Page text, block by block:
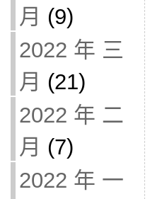
月 (9)
2022 年 三
月 (21)
2022 年 二
月 (7)
2022 年 一